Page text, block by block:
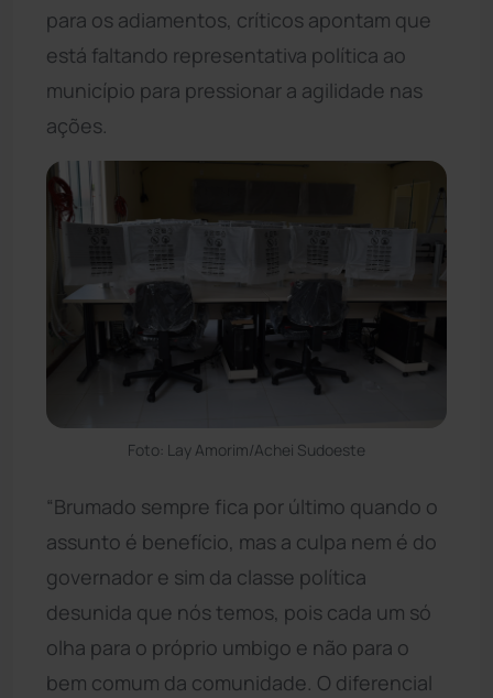
para os adiamentos, críticos apontam que
está faltando representativa política ao
município para pressionar a agilidade nas
ações.
Foto: Lay Amorim/Achei Sudoeste
“Brumado sempre fica por último quando o
assunto é benefício, mas a culpa nem é do
governador e sim da classe política
desunida que nós temos, pois cada um só
olha para o próprio umbigo e não para o
bem comum da comunidade. O diferencial